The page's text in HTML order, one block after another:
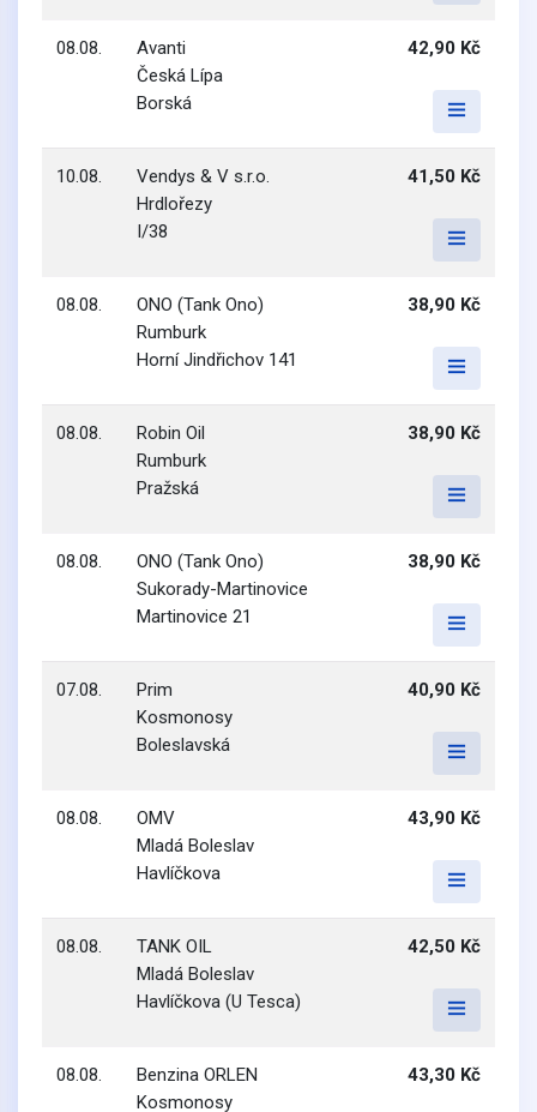
08.08.
Avanti
Česká Lípa
Borská
42,90 Kč
10.08.
Vendys & V s.r.o.
Hrdlořezy
I/38
41,50 Kč
08.08.
ONO (Tank Ono)
Rumburk
Horní Jindřichov 141
38,90 Kč
08.08.
Robin Oil
Rumburk
Pražská
38,90 Kč
08.08.
ONO (Tank Ono)
Sukorady-Martinovice
Martinovice 21
38,90 Kč
07.08.
Prim
Kosmonosy
Boleslavská
40,90 Kč
08.08.
OMV
Mladá Boleslav
Havlíčkova
43,90 Kč
08.08.
TANK OIL
Mladá Boleslav
Havlíčkova (U Tesca)
42,50 Kč
08.08.
Benzina ORLEN
Kosmonosy
43,30 Kč